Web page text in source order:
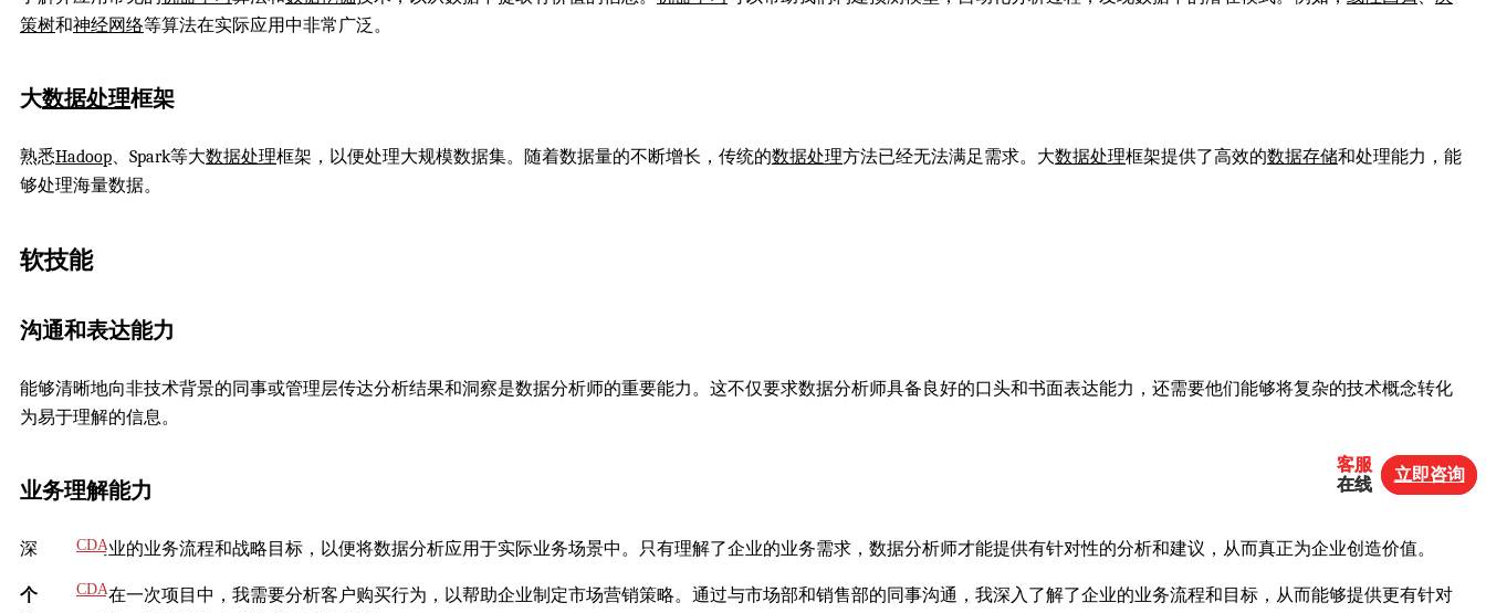
策树和神经网络等算法在实际应用中非常广泛。
大数据处理框架
熟悉Hadoop、Spark等大数据处理框架，以便处理大规模数据集。随着数据量的不断增长，传统的数据处理方法已经无法满足需求。大数据处理框架提供了高效的数据存储和处理能力，能
够处理海量数据。
软技能
沟通和表达能力
能够清晰地向非技术背景的同事或管理层传达分析结果和洞察是数据分析师的重要能力。这不仅要求数据分析师具备良好的口头和书面表达能力，还需要他们能够将复杂的技术概念转化
为易于理解的信息。
业务理解能力
深入了解企业的业务流程和战略目标，以便将数据分析应用于实际业务场景中。只有理解了企业的业务需求，数据分析师才能提供有针对性的分析和建议，从而真正为企业创造价值。
个人经验：在一次项目中，我需要分析客户购买行为，以帮助企业制定市场营销策略。通过与市场部和销售部的同事沟通，我深入了解了企业的业务流程和目标，从而能够提供更有针对
CDA
教材
CDA
客服
在线
立即咨询
客服
在线
立即咨询